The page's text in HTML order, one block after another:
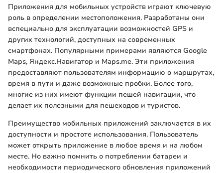
Приложения для мобильных устройств играют ключевую
роль в определении местоположения. Разработаны они
вспециально для эксплуатации возможностей GPS и
других технологий, доступных на современных
смартфонах. Популярными примерами являются Google
Maps, Яндекс.Навигатор и Maps.me. Эти приложения
предоставляют пользователям информацию о маршрутах,
время в пути и даже возможные пробки. Более того,
многие из них имеют функции пешей навигации, что
делает их полезными для пешеходов и туристов.
Преимущество мобильных приложений заключается в их
доступности и простоте использования. Пользователь
может открыть приложение в любое время и на любом
месте. Но важно помнить о потреблении батареи и
необходимости периодического обновления приложений